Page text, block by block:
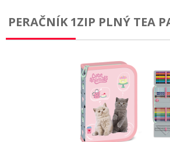
PERAČNÍK 1ZIP PLNÝ TEA